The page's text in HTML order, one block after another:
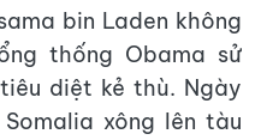
bin Laden không
thống Obama sử
diệt kẻ thù. Ngày
xông lên tàu